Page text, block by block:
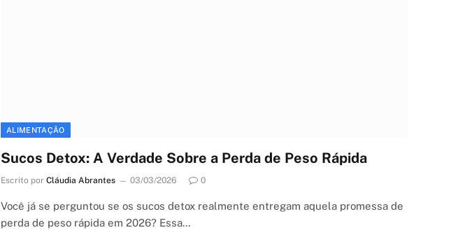
ALIMENTAÇÃO
Sucos Detox: A Verdade Sobre a Perda de Peso Rápida
Escrito por Cláudia Abrantes 03/03/2026 0
Você já se perguntou se os sucos detox realmente entregam aquela promessa de
perda de peso rápida em 2026? Essa…